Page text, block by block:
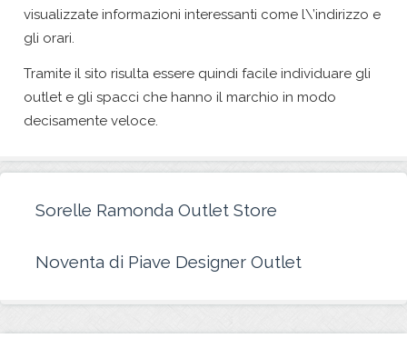
visualizzate informazioni interessanti come l\’indirizzo e
gli orari.
Tramite il sito risulta essere quindi facile individuare gli
outlet e gli spacci che hanno il marchio in modo
decisamente veloce.
Sorelle Ramonda Outlet Store
Noventa di Piave Designer Outlet